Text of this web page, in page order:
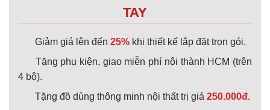
TAY
Giảm giá lên đến 25% khi thiết kế lắp đặt trọn gói.
Tặng phụ kiện, giao miễn phí nội thành HCM (trên
4 bộ).
Tặng đồ dùng thông minh nội thất trị giá 250.000đ.